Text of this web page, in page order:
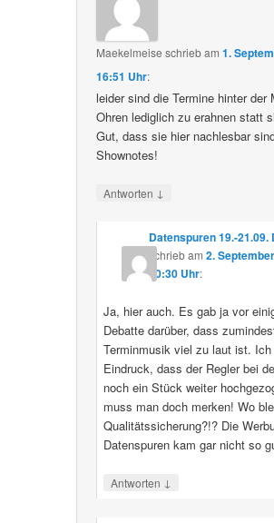
Maekelmeise schriebam1.
16:51 Uhr:
leider sind die Termine hinter der
Ohren lediglich zu erahnen statt
Gut, dass sie hier nachlesbar
Shownotes!
Antworten ↓
Datenspuren 19.-21.09.
schriebam 2.
10:30 Uhr:
Ja, hier auch. Es gab ja vor
Debatte darüber, dass
Terminmusik viel zu laut ist.
Eindruck, dass der Regler bei
noch ein Stück weiter
muss man doch merken! Wo
Qualitätssicherung?!? Die
Datenspuren kam gar nicht so
Antworten ↓